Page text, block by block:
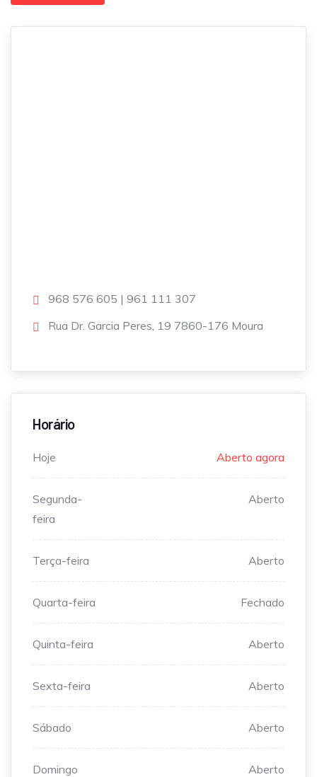
968 576 605 | 961 111 307
Rua Dr. Garcia Peres, 19 7860-176 Moura
Horário
Hoje Aberto agora
Segunda-
feira
Aberto
Terça-feira Aberto
Quarta-feira Fechado
Quinta-feira Aberto
Sexta-feira Aberto
Sábado Aberto
Domingo Aberto